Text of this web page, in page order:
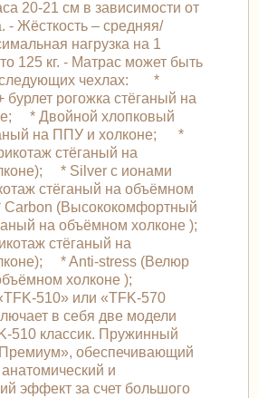
20-21 см в зависимости от
- Жёсткость – средняя/
нагрузка на 1
125 кг. - Матрас может быть
следующих чехлах: *
бурлет рогожка стёганый на
* Двойной хлопковый
на ППУ и холконе; *
стёганый на
* Silver с ионами
стёганый на объёмном
(Высококомфортный
на объёмном холконе );
стёганый на
* Anti-stress (Велюр
холконе );
510» или «TFK-570
в себя две модели
510 классик. Пружинный
обеспечивающий
и
эффект за счет большого